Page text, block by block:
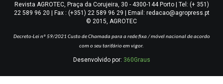
Revista AGROTEC, Praça da Corujeira, 30 - 4300-144 Porto | Tel: (+ 351)
22 589 96 20 | Fax : (+351) 22 589 96 29 | Email: redacao@agropress.pt
© 2015, AGROTEC
Decreto-Lei nº 59/2021 Custo de Chamada para a rede fixa / móvel nacional de acordo
com o seu tarifário em vigor.
Desenvolvido por: 360Graus